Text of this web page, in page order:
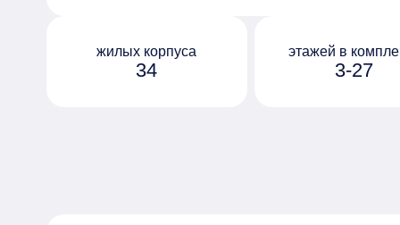
обустроен собственный парк "Зелёная
10 гектаров, которая тянется через весь
Протяжённое прогулочное пространство
34
жилых корпуса
3-27
этажей в